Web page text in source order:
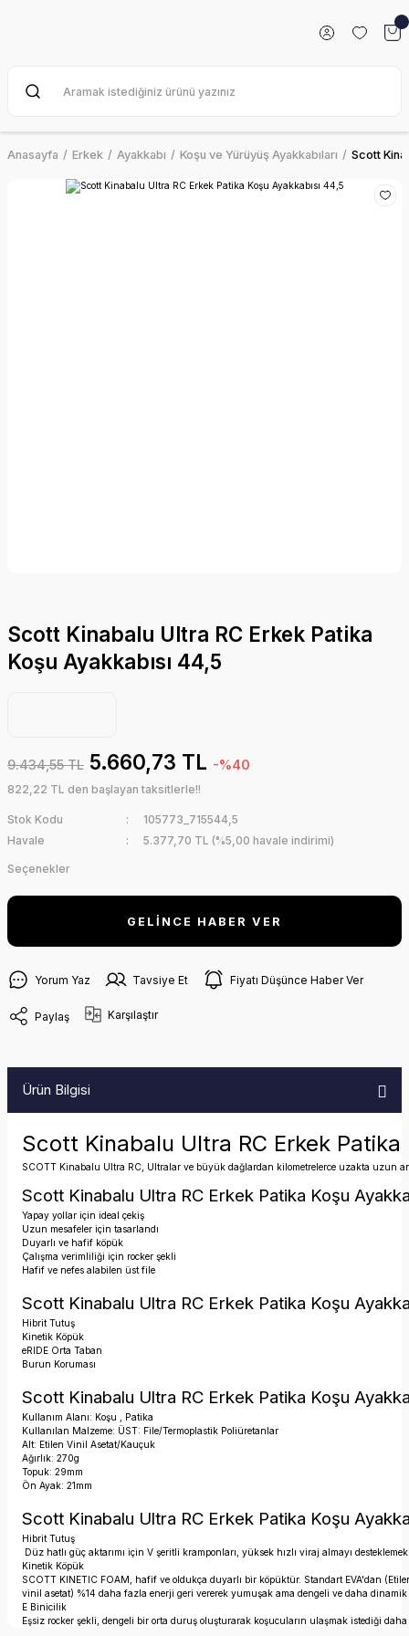
Anasayfa Erkek Ayakkabı Koşu ve Yürüyüş Ayakkabıları Scott
Scott Kinabalu Ultra RC Erkek Patika
Koşu Ayakkabısı 44,5
9.434,55 TL 5.660,73 TL -%40
822,22 TL den başlayan taksitlerle!!
Stok Kodu
105773_715544,5
Havale
5.377,70 TL (%5,00 havale indirimi)
Seçenekler
GELİNCE HABER VER
Yorum Yaz Tavsiye Et Fiyatı Düşünce Haber Ver
Paylaş Karşılaştır
Ürün Bilgisi
Scott Kinabalu Ultra RC Erkek Patika
SCOTT Kinabalu Ultra RC, Ultralar ve büyük dağlardan kilometrelerce uzakta uzun
Scott Kinabalu Ultra RC Erkek Patika Koşu
Yapay yollar için ideal çekiş
Uzun mesafeler için tasarlandı
Duyarlı ve hafif köpük
Çalışma verimliliği için rocker şekli
Hafif ve nefes alabilen üst file
Scott Kinabalu Ultra RC Erkek Patika Koşu
Hibrit Tutuş
Kinetik Köpük
eRIDE Orta Taban
Burun Koruması
Scott Kinabalu Ultra RC Erkek Patika Koşu
Kullanım Alanı: Koşu , Patika
Kullanılan Malzeme: ÜST: File/Termoplastik Poliüretanlar
Alt: Etilen Vinil Asetat/Kauçuk
Ağırlık: 270g
Topuk: 29mm
Ön Ayak: 21mm
Scott Kinabalu Ultra RC Erkek Patika Koşu
Hibrit Tutuş
Düz hatlı güç aktarımı için V şeritli kramponları, yüksek hızlı viraj almayı
Kinetik Köpük
SCOTT KINETIC FOAM, hafif ve oldukça duyarlı bir köpüktür. Standart EVA'dan
vinil asetat) %14 daha fazla enerji geri vererek yumuşak ama dengeli ve daha
E Binicilik
Eşsiz rocker şekli, dengeli bir orta duruş oluşturarak koşucuların ulaşmak istediği